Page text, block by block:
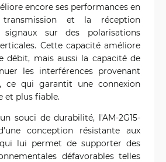
encore ses performances en
et la réception
signaux sur des polarisations
Cette capacité améliore
débit, mais aussi la capacité de
les interférences provenant
ce qui garantit une connexion
et plus fiable.
souci de durabilité, l'AM-2G15-
conception résistante aux
lui permet de supporter des
défavorables telles